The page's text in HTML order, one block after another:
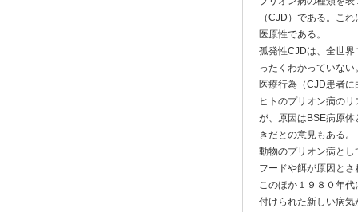
（CJD）である。こ
医原性である。
孤発性CJDは、全世
ったくわかっていな
医療行為（CJD患者
ヒトのプリオン病の
が、原因はBSE病原
きだとの意見もある。
動物のプリオン病と
フードや餌が原因と
このほか１９８０年
付けられた新しい病